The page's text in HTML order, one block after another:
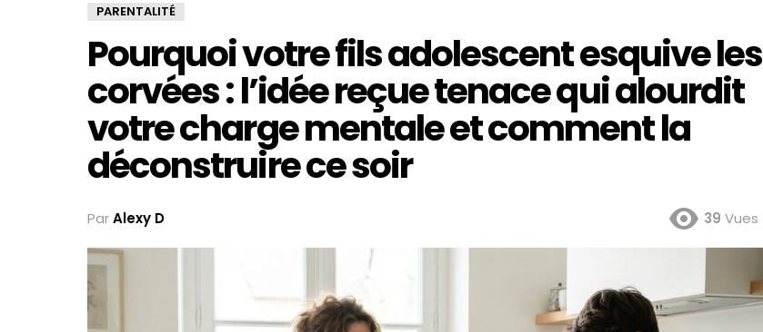
PARENTALITÉ
Pourquoi votre fils adolescent esquive les
corvées : l’idée reçue tenace qui alourdit
votre charge mentale et comment la
déconstruire ce soir
ParAlexy D 39 Vues